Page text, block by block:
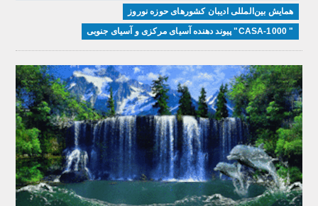
همایش بین‌المللی ادیبان کشور‌های حوزه نوروز
" CASA-1000" پیوند دهنده آسیای مرکزی و آسیای جنوبی